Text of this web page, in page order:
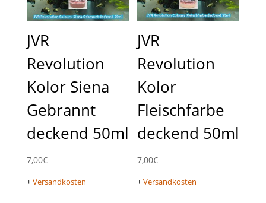
JVR
Revolution
Kolor Siena
Gebrannt
deckend 50ml
7,00€
+Versandkosten
JVR
Revolution
Kolor
Fleischfarbe
deckend 50ml
7,00€
+Versandkosten